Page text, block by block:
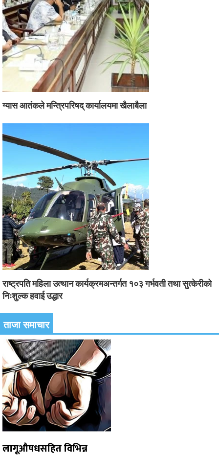
ग्यास आतंकले मन्त्रिपरिषद् कार्यालयमा खैलाबैला
राष्ट्रपति महिला उत्थान कार्यक्रमअन्तर्गत १०३ गर्भवती तथा सुत्केरीको
निःशुल्क हवाई उद्धार
ताजा समाचार
लागूऔषधसहित विभिन्न